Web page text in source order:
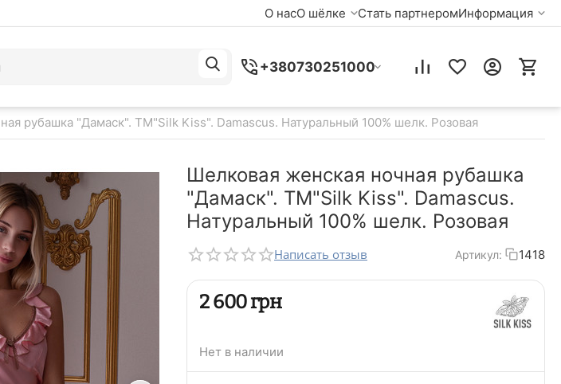
О насО шёлке Стать партнеромИнформация
+380730251000
рубашка "Дамаск". TM"Silk Kiss". Damascus. Натуральный 100% шелк. Розовая
Шелковая женская ночная рубашка
"Дамаск". TM"Silk Kiss". Damascus.
Натуральный 100% шелк. Розовая
Написать отзыв Артикул: 1418
‍2 600‍грн
Нет в наличии